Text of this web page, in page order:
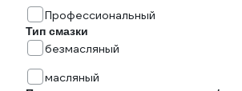
Профессиональный
Тип смазки
безмасляный
масляный